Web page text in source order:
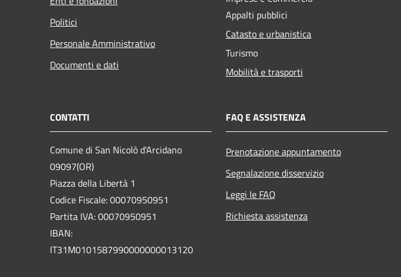
Politici
Personale Amministrativo
Documenti e dati
Appalti pubblici
Catasto e urbanistica
Turismo
Mobilità e trasporti
CONTATTI
Comune di San Nicolò d'Arcidano
09097(OR)
Piazza della Libertà 1
Codice Fiscale: 00070950951
Partita IVA: 00070950951
IBAN:
IT31M0101587990000000013120
FAQ E ASSISTENZA
Prenotazione appuntamento
Segnalazione disservizio
Leggi le FAQ
Richiesta assistenza